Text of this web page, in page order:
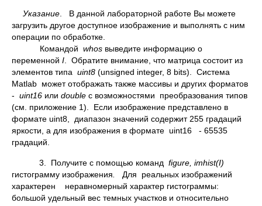
Указание. В данной лабораторной работе Вы можете
загрузить другое доступное изображение и выполнять с ним
операции по обработке.
Командой whos выведите информацию о
переменной I . Обратите внимание, что матрица состоит из
элементов типа uint8 (unsigned integer, 8 bits). Система
Matlab может отображать также массивы и других форматов
- uint16 или double с возможностями преобразования типов
(см. приложение 1). Если изображение представлено в
формате uint8, диапазон значений содержит 255 градаций
яркости, а для изображения в формате uint16 - 65535
градаций.
3. Получите с помощью командfigure,imhist(I)
гистограмму изображения
Для реальных изображений
характерен неравномерный характер гистограммы:
большой удельный вес темных участков и относительно